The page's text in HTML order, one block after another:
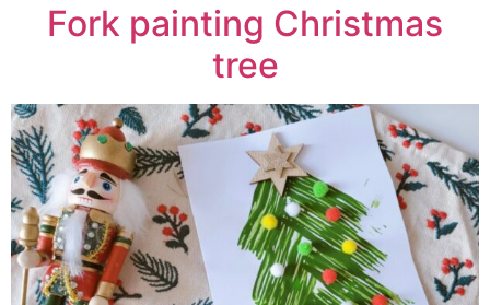
Fork painting Christmas
tree